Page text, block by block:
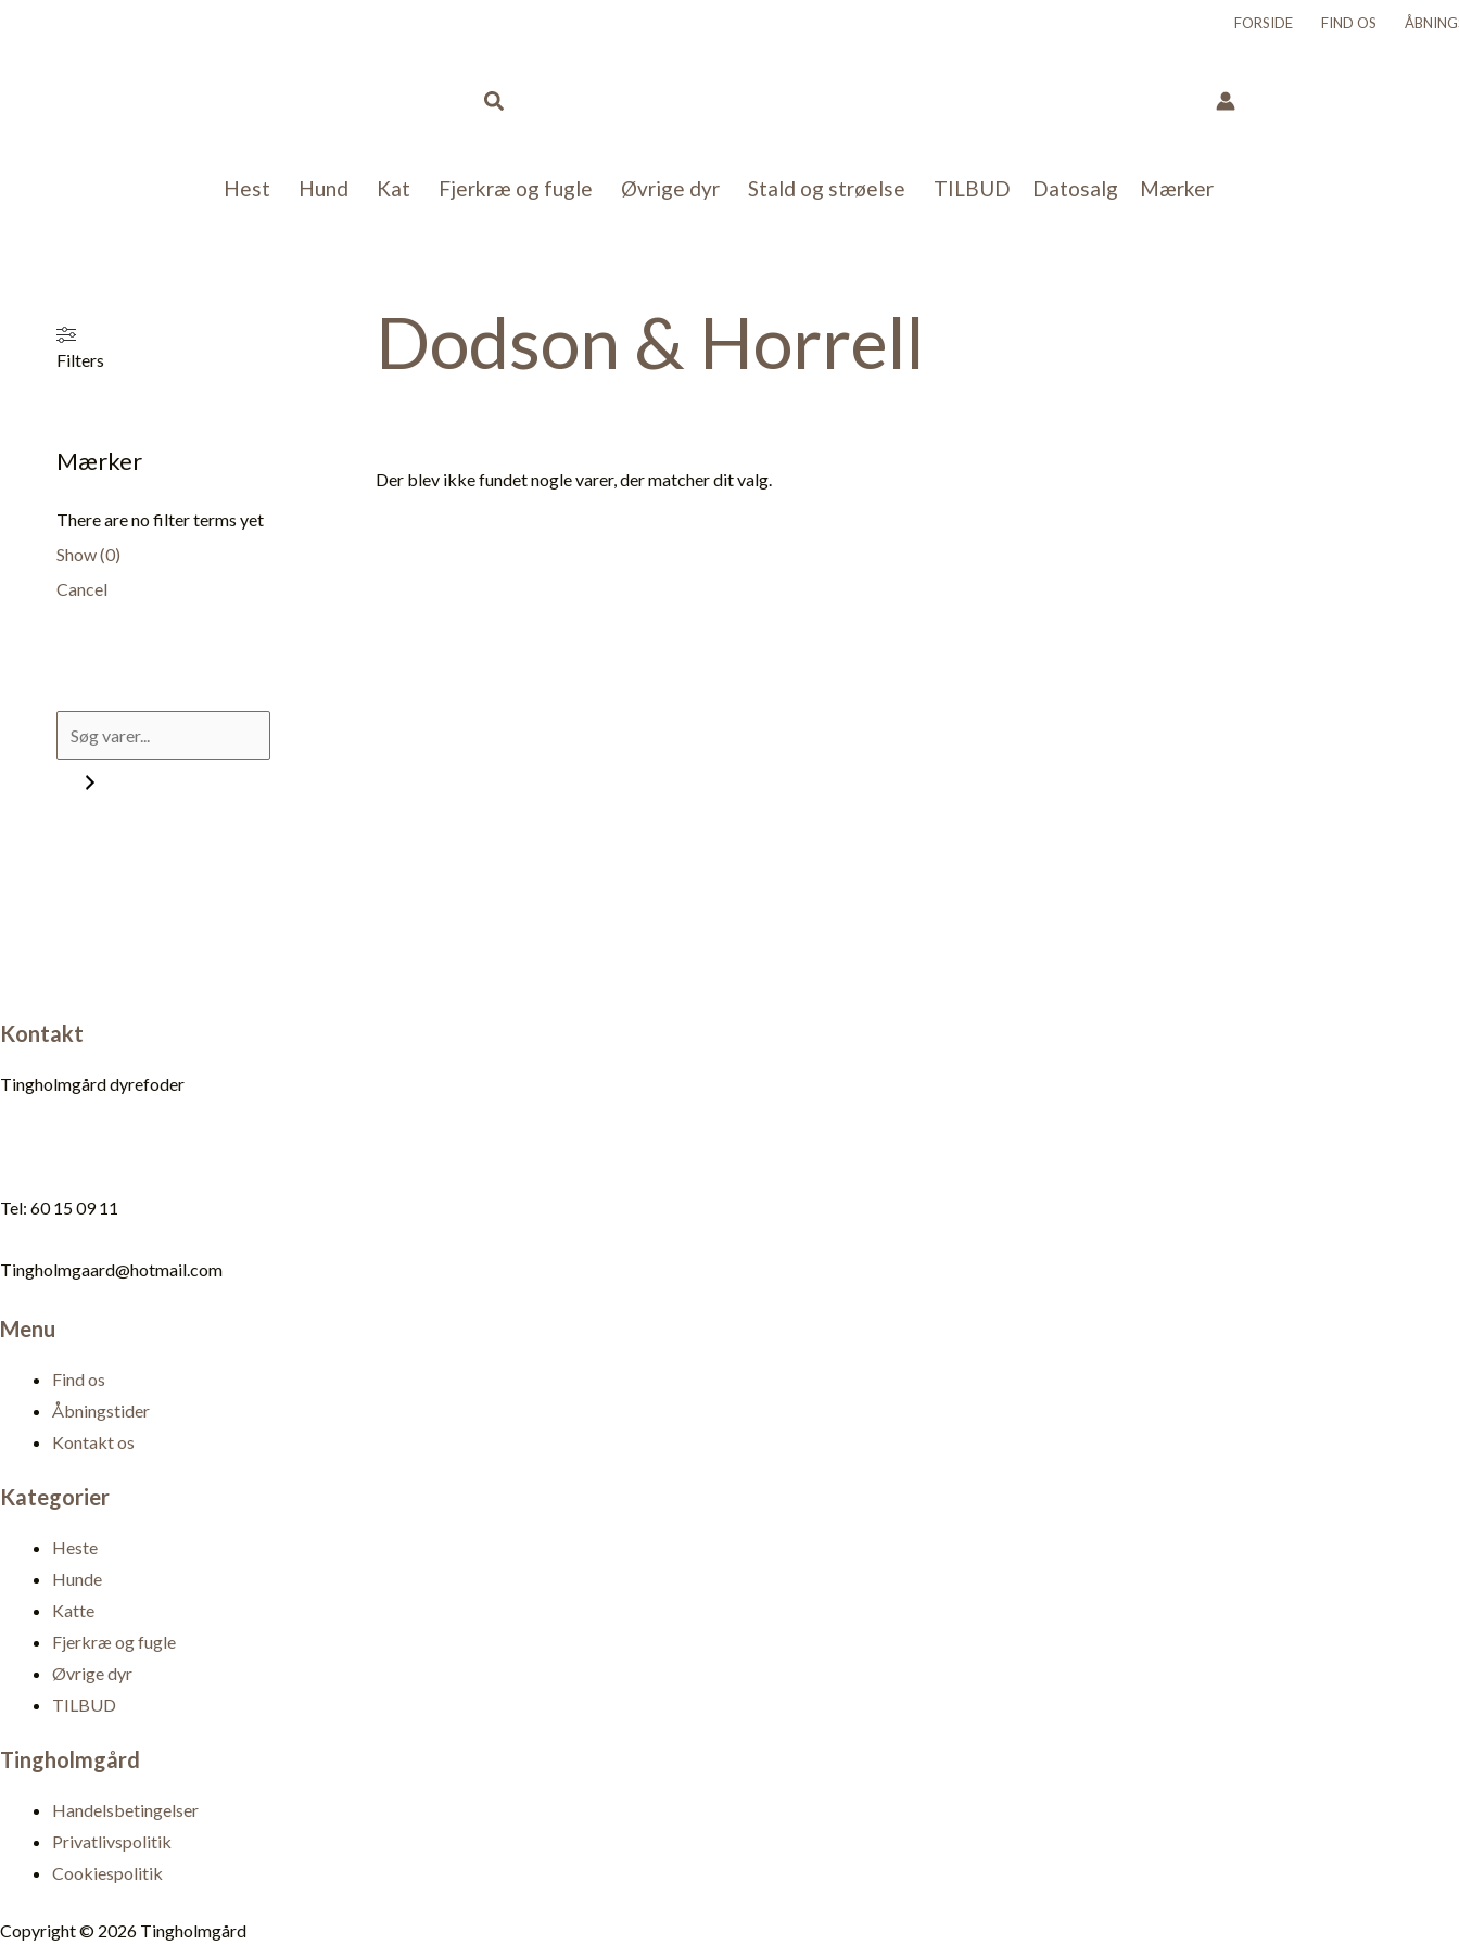
FORSIDE FIND OS
Søg
Hest Hund Kat Fjerkræ og fugle Øvrige dyr Stald og strøelse TILBUD Datosalg Mærker
Filters
Mærker
There are no filter terms yet
Show(0)
Cancel
Dodson & Horrell
Der blev ikke fundet nogle varer, der matcher dit valg.
Kontakt
Tingholmgård dyrefoder
Tel: 60 15 09 11
Tingholmgaard@hotmail.com
Menu
Find os
Åbningstider
Kontakt os
Kategorier
Heste
Hunde
Katte
Fjerkræ og fugle
Øvrige dyr
TILBUD
Tingholmgård
Handelsbetingelser
Privatlivspolitik
Cookiespolitik
Copyright © 2026 Tingholmgård